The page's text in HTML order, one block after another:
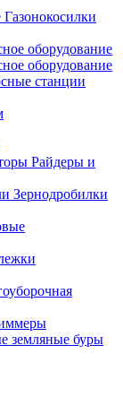
Газонокосилки
оборудование
оборудование
станции
Райдеры и
Зернодробилки
земляные буры